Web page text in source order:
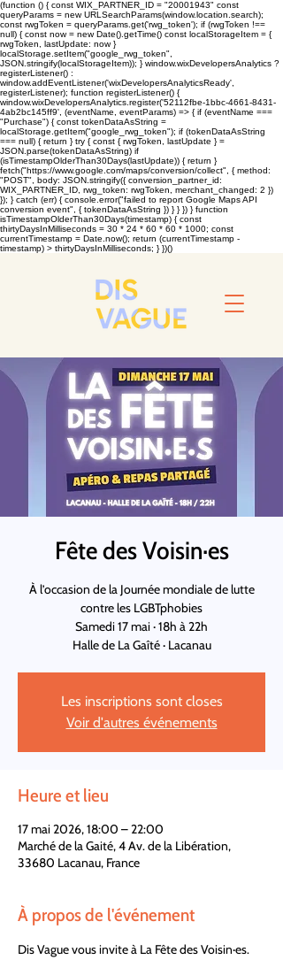
(function () { const WIX_PARTNER_ID = "20001943" const
queryParams = new URLSearchParams(window.location.search);
const rwgToken = queryParams.get('rwg_token'); if (rwgToken !==
null) { const now = new Date().getTime() const localStorageItem = {
rwgToken, lastUpdate: now }
localStorage.setItem("google_rwg_token",
JSON.stringify(localStorageItem)); } window.wixDevelopersAnalytics ?
registerListener() :
window.addEventListener('wixDevelopersAnalyticsReady',
registerListener); function registerListener() {
window.wixDevelopersAnalytics.register('52112fbe-1bbc-4661-8431-
4ab2bc145ff9', (eventName, eventParams) => { if (eventName ===
"Purchase") { const tokenDataAsString =
localStorage.getItem("google_rwg_token"); if (tokenDataAsString
=== null) { return } try { const { rwgToken, lastUpdate } =
JSON.parse(tokenDataAsString) if
(isTimestampOlderThan30Days(lastUpdate)) { return }
fetch("https://www.google.com/maps/conversion/collect", { method:
"POST", body: JSON.stringify({ conversion_partner_id:
WIX_PARTNER_ID, rwg_token: rwgToken, merchant_changed: 2 })
}); } catch (err) { console.error("failed to report Google Maps API
conversion event", { tokenDataAsString }) } } }) } function
isTimestampOlderThan30Days(timestamp) { const
thirtyDaysInMilliseconds = 30 * 24 * 60 * 60 * 1000; const
currentTimestamp = Date.now(); return (currentTimestamp -
timestamp) > thirtyDaysInMilliseconds; } })()
Fête des Voisin·es
À l’occasion de la Journée mondiale de lutte
contre les LGBTphobies
Samedi 17 mai · 18h à 22h
Halle de La Gaîté · Lacanau
Les inscriptions sont closes
Voir d'autres événements
Heure et lieu
17 mai 2026, 18:00 – 22:00
Marché de la Gaité, 4 Av. de la Libération,
33680 Lacanau, France
À propos de l'événement
Dis Vague vous invite à La Fête des Voisin·es.